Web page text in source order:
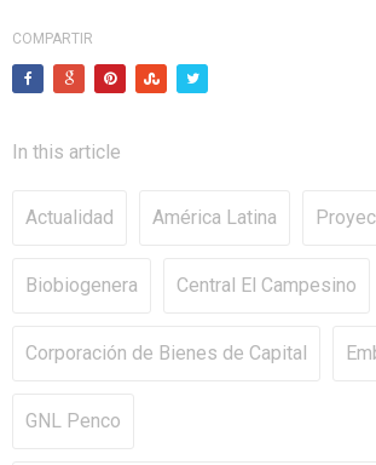
COMPARTIR
In this article
Actualidad América Latina
Biobiogenera Central El Campesino
Corporación de Bienes de Capital
GNL Penco